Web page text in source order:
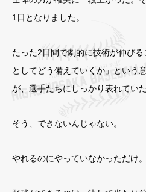
1日となりました。
たった2日間で劇的に技術が伸び
としてどう備えていくか」という
が、選手たちにしっかり表れていた
そう、できないんじゃない。
やれるのにやっていなかっただけ。